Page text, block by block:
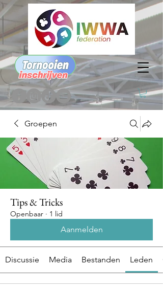
Groepen
Tips & Tricks
Openbaar · 1 lid
Aanmelden
Discussie Media Bestanden Leden